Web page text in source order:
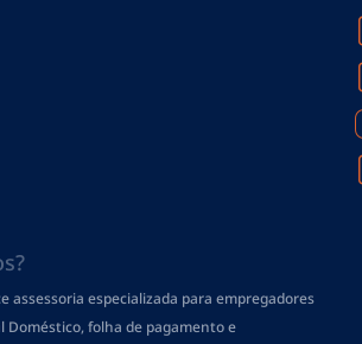
assessoria especializada para empregadores
Doméstico, folha de pagamentoe